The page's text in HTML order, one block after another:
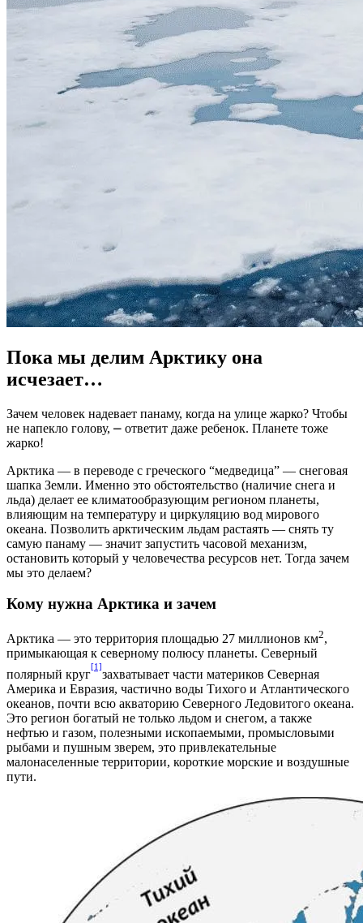
Пока мы делим Арктику она
исчезает…
Зачем человек надевает панаму, когда на улице жарко? Чтобы
не напекло голову, ⎼ ответит даже ребенок. Планете тоже
жарко!
Арктика — в переводе с греческого “медведица” — снеговая
шапка Земли. Именно это обстоятельство (наличие снега и
льда) делает ее климатообразующим регионом планеты,
влияющим на температуру и циркуляцию вод мирового
океана. Позволить арктическим льдам растаять — снять ту
самую панаму — значит запустить часовой механизм,
остановить который у человечества ресурсов нет. Тогда зачем
мы это делаем?
Кому нужна Арктика и зачем
Арктика — это территория площадью 27 миллионов км2,
примыкающая к северному полюсу планеты. Северный
полярный круг
[1]
захватывает части материков Северная
Америка и Евразия, частично воды Тихого и Атлантического
океанов, почти всю акваторию Северного Ледовитого океана.
Это регион богатый не только льдом и снегом, а также
нефтью и газом, полезными ископаемыми, промысловыми
рыбами и пушным зверем, это привлекательные
малонаселенные территории, короткие морские и воздушные
пути.